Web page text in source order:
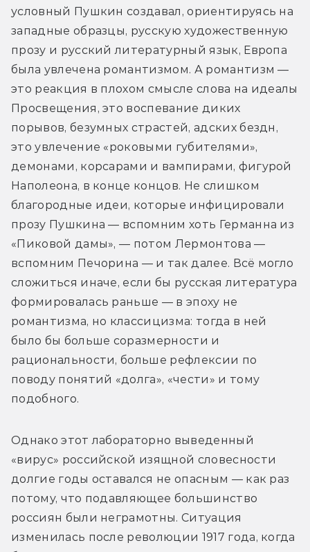
условный Пушкин создавал, ориентируясь на
западные образцы, русскую художественную
прозу и русский литературный язык, Европа
была увлечена романтизмом. А романтизм —
это реакция в плохом смысле слова на идеалы
Просвещения, это воспевание диких
порывов, безумных страстей, адских бездн,
это увлечение «роковыми губителями»,
демонами, корсарами и вампирами, фигурой
Наполеона, в конце концов. Не слишком
благородные идеи, которые инфицировали
прозу Пушкина — вспомним хоть Германна из
«Пиковой дамы», — потом Лермонтова —
вспомним Печорина — и так далее. Всё могло
сложиться иначе, если бы русская литература
формировалась раньше — в эпоху не
романтизма, но классицизма: тогда в ней
было бы больше соразмерности и
рациональности, больше рефлексии по
поводу понятий «долга», «чести» и тому
подобного.
Однако этот лабораторно выведенный
«вирус» российской изящной словесности
долгие годы оставался не опасным — как раз
потому, что подавляющее большинство
россиян были неграмотны. Ситуация
изменилась после революции 1917 года, когда